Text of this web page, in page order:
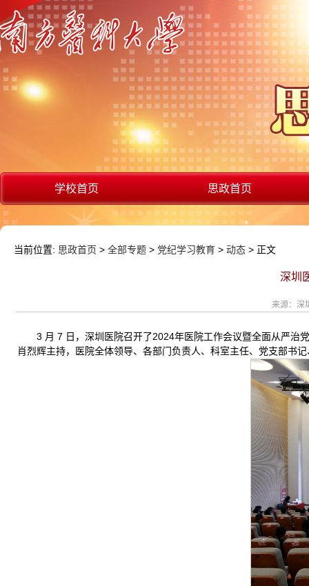
学校首页 思政首页
当前位置: 思政首页 > 全部专题 > 党纪学习教育 > 动态 > 正文
深圳
来源：深
3 月 7 日，深圳医院召开了2024年医院工作会议暨全面从严治
肖烈辉主持，医院全体领导、各部门负责人、科室主任、党支部书